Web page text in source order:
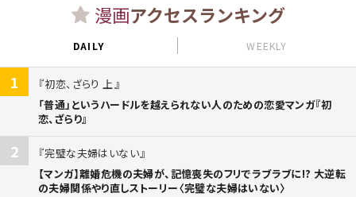
漫画アクセスランキング
DAILY WEEKLY
1
初恋、ざらり 上
「普通」というハードルを越えられない人のための恋愛マンガ『初
恋、ざらり』
2
完璧な夫婦はいない
【マンガ】離婚危機の夫婦が、記憶喪失のフリでラブラブに!? 大逆転
の夫婦関係やり直しストーリー〈完璧な夫婦はいない〉